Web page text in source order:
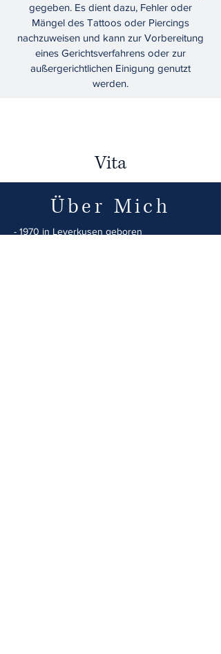
gegeben. Es dient dazu, Fehler oder
Mängel des Tattoos oder Piercings
nachzuweisen und kann zur Vorbereitung
eines Gerichtsverfahrens oder zur
außergerichtlichen Einigung genutzt
werden.
Vita
Über Mich
- 1970 in Leverkusen geboren